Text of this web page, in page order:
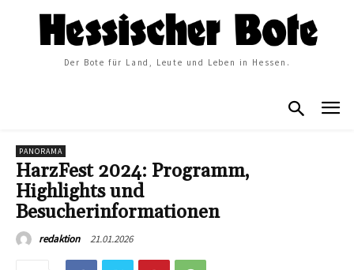
Der Bote für Land, Leute und Leben in Hessen.
PANORAMA
HarzFest 2024: Programm,
Highlights und
Besucherinformationen
redaktion 21.01.2026